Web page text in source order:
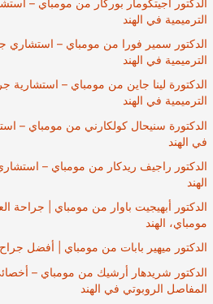
الدكتور أجيتكومار بوركار من مومباي –
الترميمية في الهند
الدكتور سمير فورا من مومباي – استشاري
الترميمية في الهند
الدكتورة لينا جاين من مومباي – استشارية
الترميمية في الهند
الدكتورة سنيحال كولكارني من مومباي –
في الهند
الدكتور راجيف ريدكار من مومباي –
الهند
الدكتور أبهيجيت باوار من مومباي | جراحة
مومباي، الهند
الدكتور ميهير بابات من مومباي | أفضل
الدكتور شريدهار أرشيك من مومباي –
المفاصل الروبوتي في الهند